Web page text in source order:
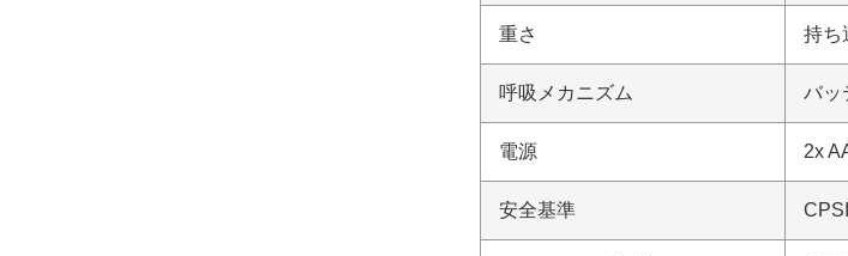
重さ 持ち
呼吸メカニズム バッ
電源 2x
安全基準